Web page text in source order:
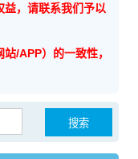
益，请联系我们予以
/APP）的一致性，